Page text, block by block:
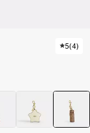
5(4)